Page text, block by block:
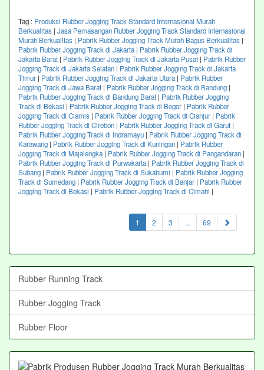
Tag : Produksi Rubber Jogging Track Standard Internasional Murah
Berkualitas | Jasa Pemasangan Rubber Jogging Track Standard Internasional
Murah Berkualitas | Pabrik Rubber Jogging Track Murah Bagus Berkualitas |
Pabrik Rubber Jogging Track di Jakarta| Pabrik Rubber Jogging Track di
Jakarta Barat | Pabrik Rubber Jogging Track di Jakarta Pusat | Pabrik Rubber
Jogging Track di Jakarta Selatan | Pabrik Rubber Jogging Track di Jakarta
Timur | Pabrik Rubber Jogging Track di Jakarta Utara| Pabrik Rubber
Jogging Track di Jawa Barat | Pabrik Rubber Jogging Track di Bandung |
Pabrik Rubber Jogging Track di Bandung Barat | Pabrik Rubber Jogging
Track di Bekasi | Pabrik Rubber Jogging Track di Bogor | Pabrik Rubber
Jogging Track di Ciamis | Pabrik Rubber Jogging Track di Cianjur | Pabrik
Rubber Jogging Track di Cirebon | Pabrik Rubber Jogging Track di Garut |
Pabrik Rubber Jogging Track di Indramayu | Pabrik Rubber Jogging Track di
Karawang | Pabrik Rubber Jogging Track di Kuningan | Pabrik Rubber
Jogging Track di Majalengka| Pabrik Rubber Jogging Track di Pangandaran |
Pabrik Rubber Jogging Track di Purwakarta| Pabrik Rubber Jogging Track di
Subang | Pabrik Rubber Jogging Track di Sukabumi | Pabrik Rubber Jogging
Track di Sumedang | Pabrik Rubber Jogging Track di Banjar | Pabrik Rubber
Jogging Track di Bekasi | Pabrik Rubber Jogging Track di Cimahi |
1 (current)
2 3 ... 69
Rubber Running Track
Rubber Jogging Track
Rubber Floor